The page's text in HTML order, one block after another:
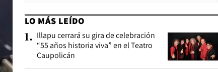
LO MÁS LEÍDO
1. Illapu cerrará su gira de celebración
“55 años historia viva” en el Teatro
Caupolicán